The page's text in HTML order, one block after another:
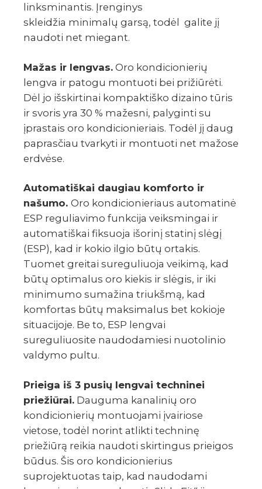
linksminantis. Įrenginys
skleidžia minimalų garsą, todėl galite jį
naudoti net miegant.
Mažas ir lengvas. Oro kondicionierių
lengva ir patogu montuoti bei prižiūrėti.
Dėl jo išskirtinai kompaktiško dizaino tūris
ir svoris yra 30 % mažesni, palyginti su
įprastais oro kondicionieriais. Todėl jį daug
paprasčiau tvarkyti ir montuoti net mažose
erdvėse.
Automatiškai daugiau komforto ir
našumo. Oro kondicionieriaus automatinė
ESP reguliavimo funkcija veiksmingai ir
automatiškai fiksuoja išorinį statinį slėgį
(ESP), kad ir kokio ilgio būtų ortakis.
Tuomet greitai sureguliuoja veikimą, kad
būtų optimalus oro kiekis ir slėgis, ir iki
minimumo sumažina triukšmą, kad
komfortas būtų maksimalus bet kokioje
situacijoje. Be to, ESP lengvai
sureguliuosite naudodamiesi nuotolinio
valdymo pultu.
Prieiga iš 3 pusių lengvai techninei
priežiūrai. Dauguma kanalinių oro
kondicionierių montuojami įvairiose
vietose, todėl norint atlikti techninę
priežiūrą reikia naudoti skirtingus prieigos
būdus. Šis oro kondicionierius
suprojektuotas taip, kad naudodami